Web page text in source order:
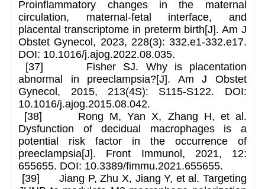
Proinflammatory changes in the maternal
circulation, maternal-fetal interface, and
placental transcriptome in preterm birth[J]. Am J
Obstet Gynecol, 2023, 228(3): 332.e1-332.e17.
DOI: 10.1016/j.ajog.2022.08.035.
[37] Fisher SJ. Why is placentation
abnormal in preeclampsia?[J]. Am J Obstet
Gynecol, 2015, 213(4S): S115-S122. DOI:
10.1016/j.ajog.2015.08.042.
[38] Rong M, Yan X, Zhang H, et al.
Dysfunction of decidual macrophages is a
potential risk factor in the occurrence of
preeclampsia[J]. Front Immunol, 2021, 12:
655655. DOI: 10.3389/fimmu.2021.655655.
[39] Jiang P, Zhu X, Jiang Y, et al. Targeting